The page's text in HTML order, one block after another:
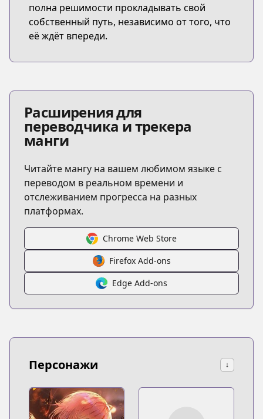
полна решимости прокладывать свой
собственный путь, независимо от того, что
её ждёт впереди.
Расширения для
переводчика и трекера
манги
Читайте мангу на вашем любимом языке с
переводом в реальном времени и
отслеживанием прогресса на разных
платформах.
Chrome Web Store
Firefox Add-ons
Edge Add-ons
Персонажи ↓